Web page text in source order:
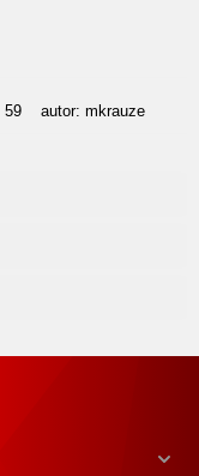
59 autor: mkrauze